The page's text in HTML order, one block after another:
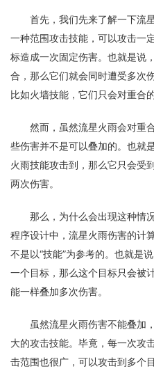
首先，我们先来了解一下流
一种范围攻击技能，可以攻击一
标造成一次固定伤害。也就是说
合，那么它们就会同时遭受多次
比如火墙技能，它们只会对重合
然而，虽然流星火雨会对重
些伤害并不是可以叠加的。也就
火雨技能攻击到，那么它只会受
两次伤害。
那么，为什么会出现这种情
程序设计中，流星火雨伤害的计
不是以“技能”为参考的。也就是
一个目标，那么这个目标只会被
能一样叠加多次伤害。
虽然流星火雨伤害不能叠加
大的攻击技能。毕竟，每一次攻
击范围也很广，可以攻击到多个